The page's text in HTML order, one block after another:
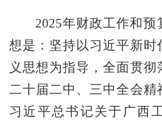
2025年财政工作和预
想是：坚持以习近平新时
义思想为指导，全面贯彻
二十届二中、三中全会精
习近平总书记关于广西